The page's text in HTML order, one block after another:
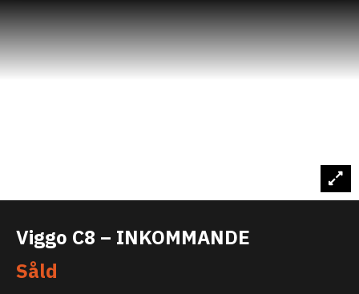
Viggo C8 – INKOMMANDE
Såld